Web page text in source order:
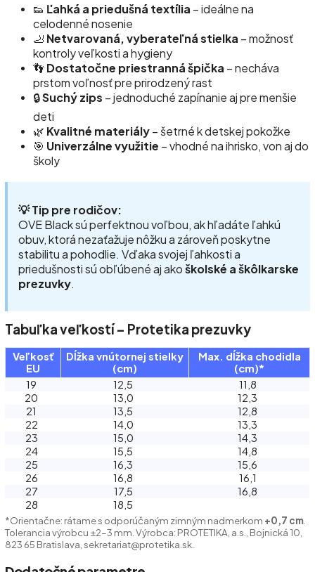
👟 Ľahká a priedušná textília – ideálne na
celodenné nosenie
🦶 Netvarovaná, vyberateľná stielka – možnosť
kontroly veľkosti a hygieny
👣Dostatočne priestranná špička – necháva
prstom voľnosť pre prirodzený rast
🔒Suchý zips – jednoduché zapínanie aj pre menšie
deti
🌿 Kvalitné materiály– šetrné k detskej pokožke
🎯 Univerzálne využitie – vhodné na ihrisko, von aj do
školy
💡 Tip pre rodičov:
OVE Black sú perfektnou voľbou, ak hľadáte ľahkú
obuv, ktorá nezaťažuje nôžku a zároveň poskytne
stabilitu a pohodlie. Vďaka svojej ľahkosti a
priedušnosti sú obľúbené aj akoškolské a škôlkarske
prezuvky.
Tabuľka veľkostí – Protetika prezuvky
Veľkosť
EU
Dĺžka vnútornej stielky
(cm)
Max. dĺžka chodidla
(cm)*
19
12,5
11,8
20
13,0
12,3
21
13,5
12,8
22
14,0
13,3
23
15,0
14,3
24
15,5
14,8
25
16,3
15,6
26
16,8
16,1
27
17,5
16,8
28
18,5
*Orientačne: rátame s odporúčaným zimným nadmerkom +0,7 cm
Tolerancia výrobcu ±2–3 mm. Výrobca: PROTETIKA, a.s., Bojnická 10,
823 65 Bratislava, sekretariat@protetika.sk.